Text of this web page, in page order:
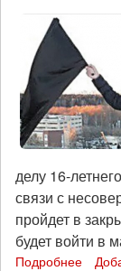
делу 16-
связи с
пройдет в
будет войти в
Подробнее